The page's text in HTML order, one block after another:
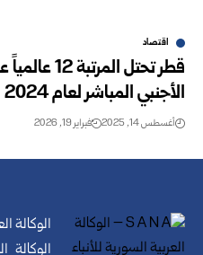
اقتصاد
قطر تحتل
الأجنبي المباشر لعام 2024
أغسطس 14, 2025 فبراير 19, 2026
الوكالة
الوكالة